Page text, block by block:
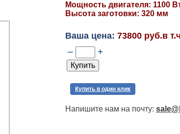
Мощность двигателя: 1100
Высота заготовки: 320 мм
Ваша цена: 73800 руб.в
– +
Купить в один клик
Напишите нам на почту: